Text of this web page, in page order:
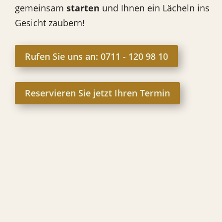
gemeinsam starten und Ihnen ein Lächeln ins
Gesicht zaubern!
Rufen Sie uns an: 0711 - 120 98 10
Reservieren Sie jetzt Ihren Termin